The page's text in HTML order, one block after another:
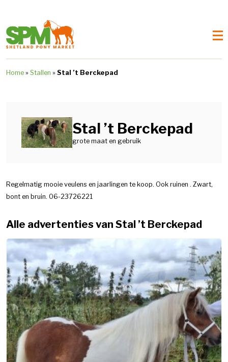
Home » Stallen » Stal ’t Berckepad
Stal ’t Berckepad
grote maat en gebruik
Regelmatig mooie veulens en jaarlingen te koop. Ook ruinen . Zwart,
bont en bruin. 06-23726221
Alle advertenties van Stal ’t Berckepad